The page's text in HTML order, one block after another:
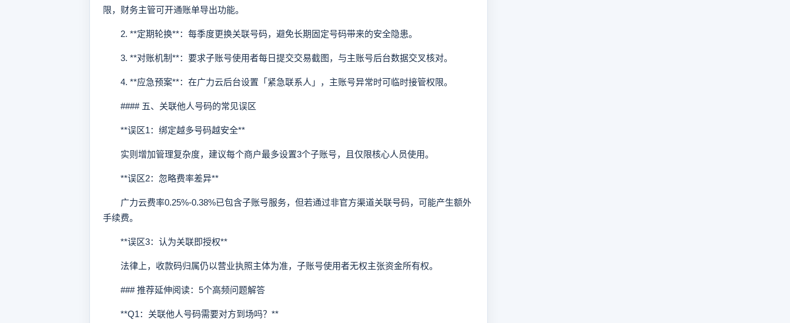
限，财务主管可开通账单导出功能。
2. **定期轮换**：每季度更换关联号码，避免长期固定号码带来的安全隐患。
3. **对账机制**：要求子账号使用者每日提交交易截图，与主账号后台数据交叉核对。
4. **应急预案**：在广力云后台设置「紧急联系人」，主账号异常时可临时接管权限。
#### 五、关联他人号码的常见误区
**误区1：绑定越多号码越安全**
实则增加管理复杂度，建议每个商户最多设置3个子账号，且仅限核心人员使用。
**误区2：忽略费率差异**
广力云费率0.25%-0.38%已包含子账号服务，但若通过非官方渠道关联号码，可能产生额外
手续费。
**误区3：认为关联即授权**
法律上，收款码归属仍以营业执照主体为准，子账号使用者无权主张资金所有权。
### 推荐延伸阅读：5个高频问题解答
**Q1：关联他人号码需要对方到场吗？**